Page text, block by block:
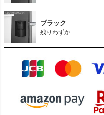
ブラック
残りわずか